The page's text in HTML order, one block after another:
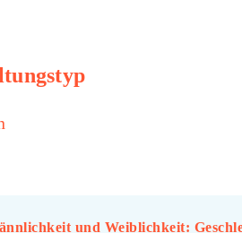
und Weiblichkeit: